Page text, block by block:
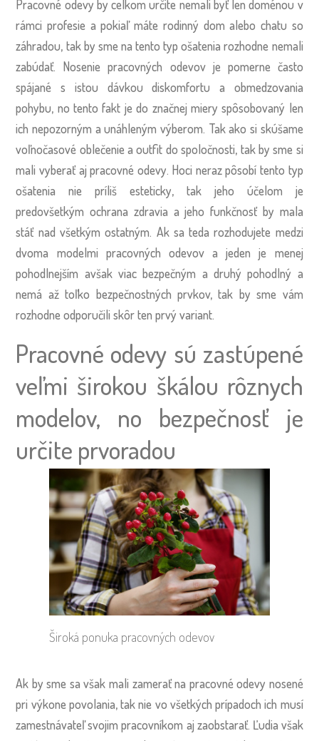
Pracovné odevy by celkom určite nemali byť len doménou v
rámci profesie a pokiaľ máte rodinný dom alebo chatu so
záhradou, tak by sme na tento typ ošatenia rozhodne nemali
zabúdať. Nosenie pracovných odevov je pomerne často
spájané s istou dávkou diskomfortu a obmedzovania
pohybu, no tento fakt je do značnej miery spôsobovaný len
ich nepozorným a unáhleným výberom. Tak ako si skúšame
voľnočasové oblečenie a outfit do spoločnosti, tak by sme si
mali vyberať aj pracovné odevy. Hoci neraz pôsobí tento typ
ošatenia nie príliš esteticky, tak jeho účelom je
predovšetkým ochrana zdravia a jeho funkčnosť by mala
stáť nad všetkým ostatným. Ak sa teda rozhodujete medzi
dvoma modelmi pracovných odevov a jeden je menej
pohodlnejším avšak viac bezpečným a druhý pohodlný a
nemá až toľko bezpečnostných prvkov, tak by sme vám
rozhodne odporučili skôr ten prvý variant.
Pracovné odevy sú zastúpené
veľmi širokou škálou rôznych
modelov, no bezpečnosť je
určite prvoradou
Široká ponuka pracovných odevov
Ak by sme sa však mali zamerať na pracovné odevy nosené
pri výkone povolania, tak nie vo všetkých prípadoch ich musí
zamestnávateľ svojim pracovníkom aj zaobstarať. Ľudia však